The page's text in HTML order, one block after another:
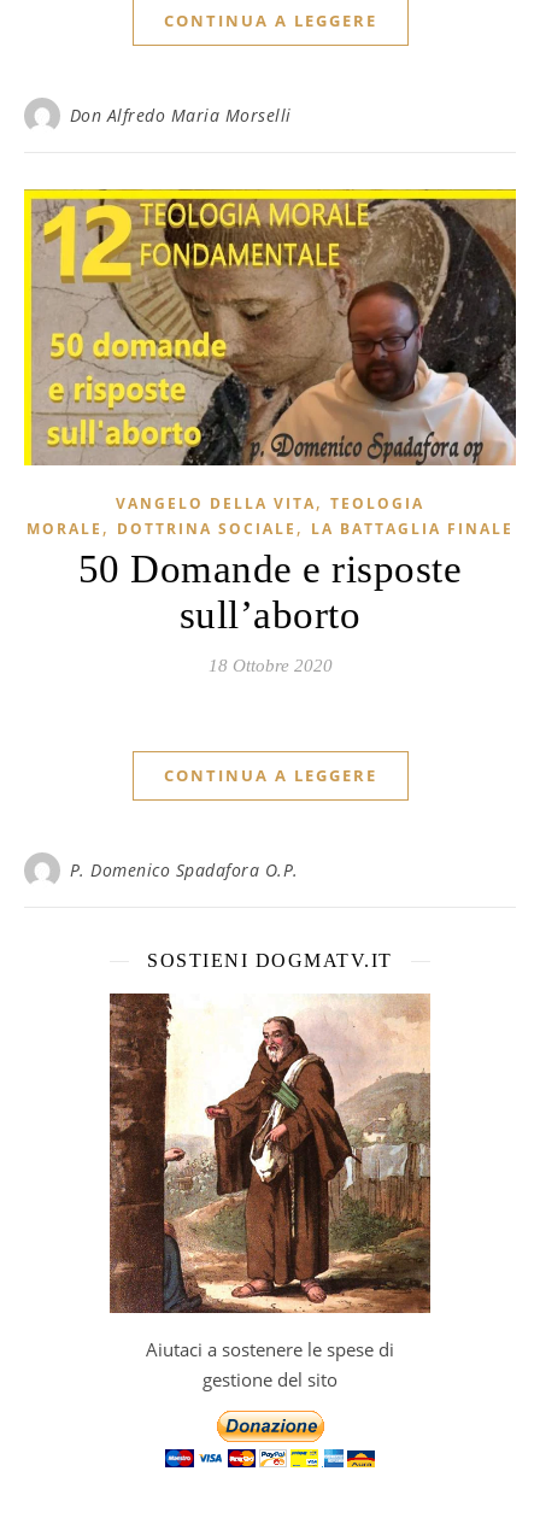
CONTINUA A LEGGERE
Don Alfredo Maria Morselli
VANGELO DELLA VITA, TEOLOGIA
MORALE , DOTTRINA SOCIALE , LA BATTAGLIA FINALE
50 Domande e risposte
sull’aborto
18 Ottobre 2020
CONTINUA A LEGGERE
P. Domenico Spadafora O.P.
SOSTIENI DOGMATV.IT
Aiutaci a sostenere le spese di
gestione del sito